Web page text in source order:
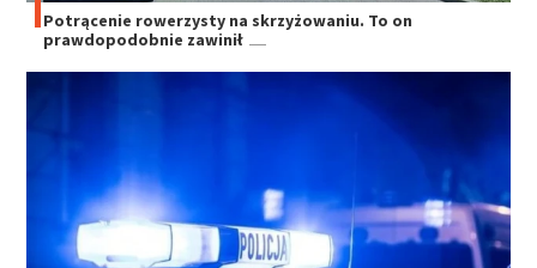
Potrącenie rowerzysty na skrzyżowaniu. To on
prawdopodobnie zawinił